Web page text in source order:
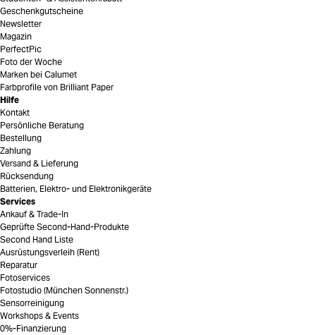
Geschenkgutscheine
Newsletter
Magazin
PerfectPic
Foto der Woche
Marken bei Calumet
Farbprofile von Brilliant Paper
Hilfe
Kontakt
Persönliche Beratung
Bestellung
Zahlung
Versand & Lieferung
Rücksendung
Batterien, Elektro- und Elektronikgeräte
Services
Ankauf & Trade-In
Geprüfte Second-Hand-Produkte
Second Hand Liste
Ausrüstungsverleih (Rent)
Reparatur
Fotoservices
Fotostudio (München Sonnenstr.)
Sensorreinigung
Workshops & Events
0%-Finanzierung